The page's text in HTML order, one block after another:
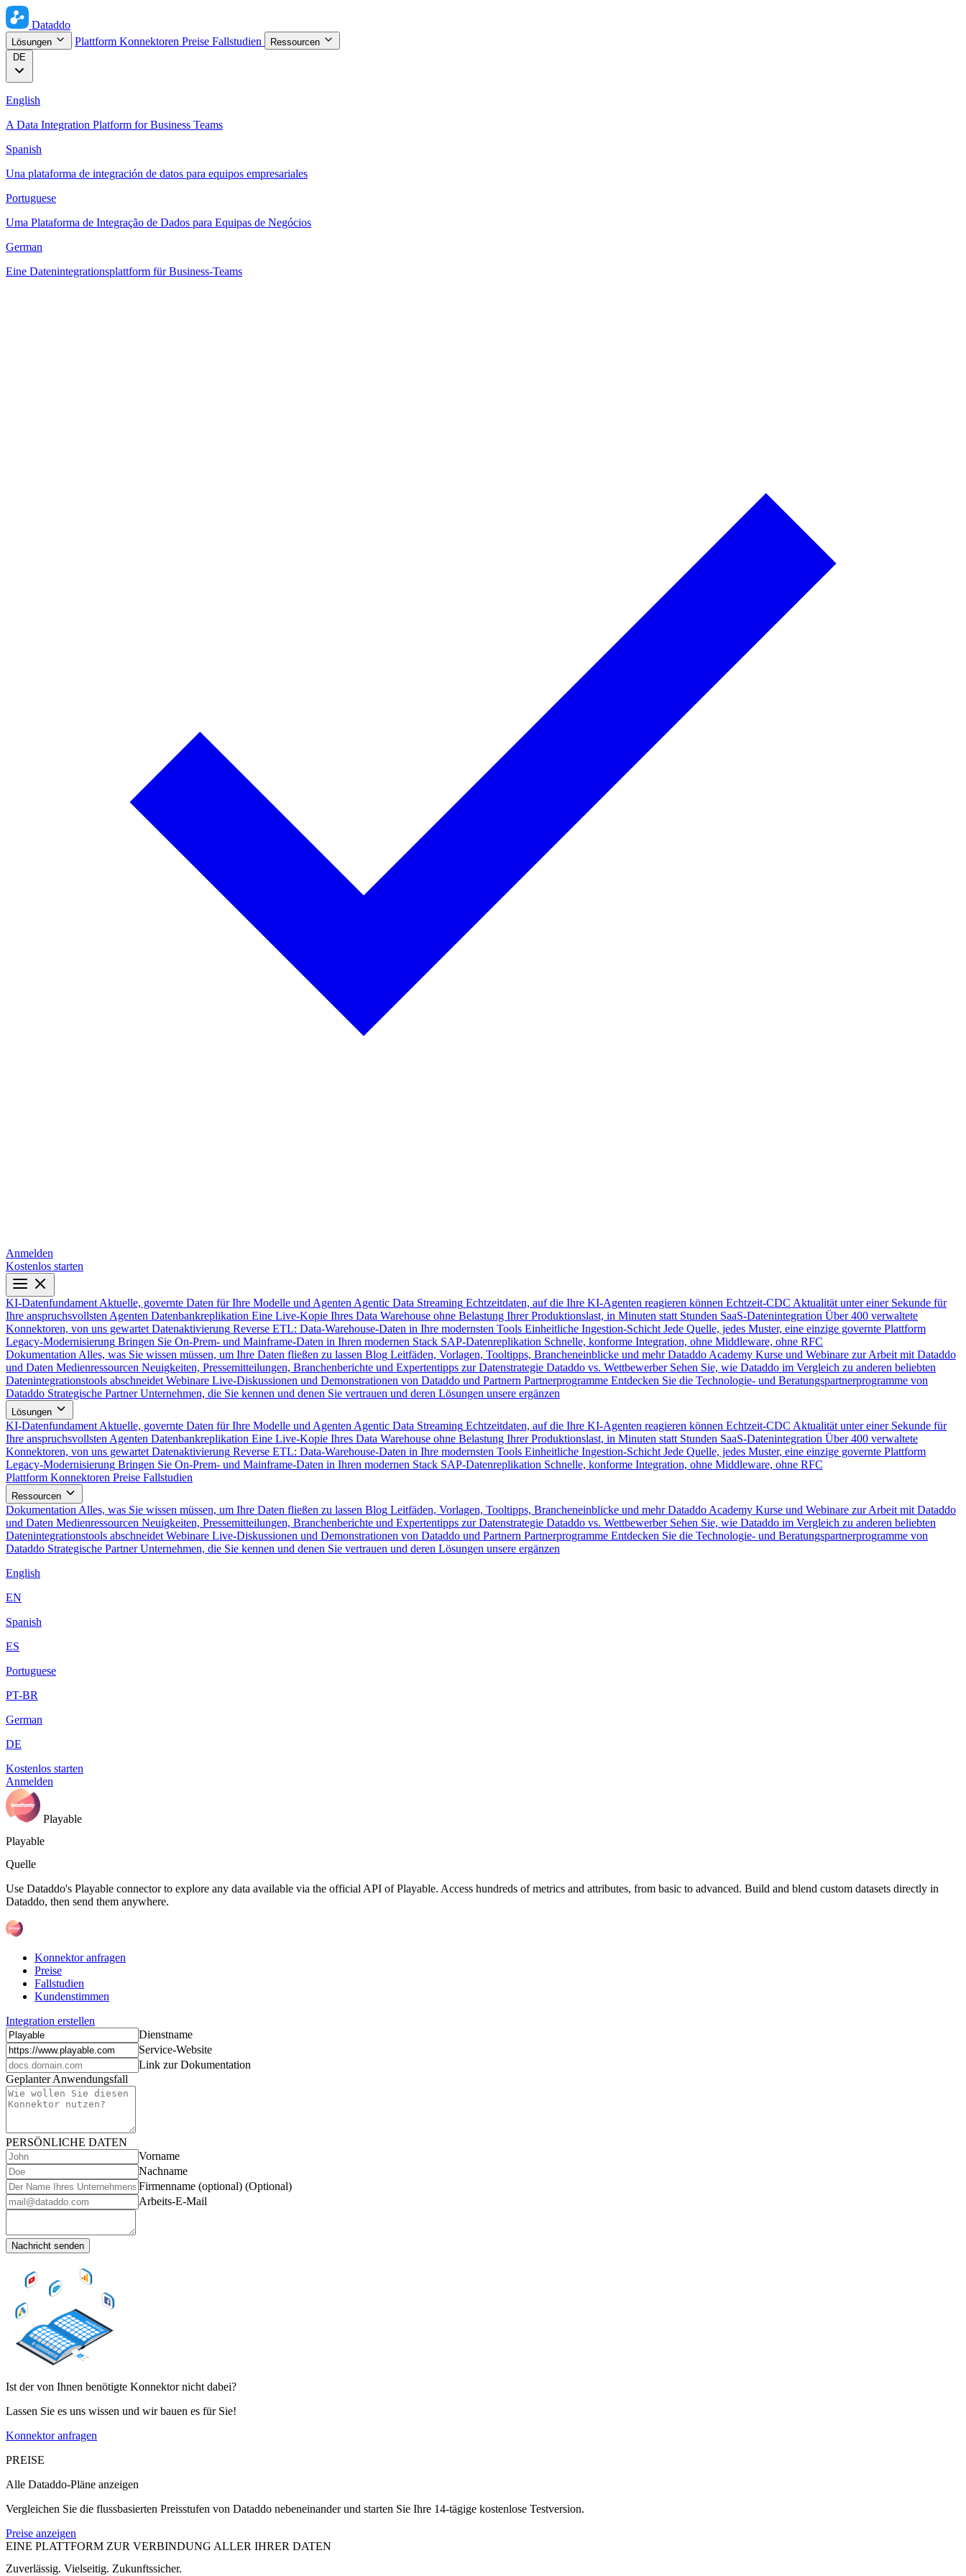
Dataddo
Lösungen Plattform Konnektoren Preise Fallstudien
Ressourcen
DE
English
A Data Integration Platform for Business Teams
Spanish
Una plataforma de integración de datos para equipos empresariales
Portuguese
Uma Plataforma de Integração de Dados para Equipas de Negócios
German
Eine Datenintegrationsplattform für Business-Teams
Anmelden
Kostenlos starten
KI-Datenfundament Aktuelle, governte Daten für Ihre Modelle und Agenten Agentic Data Streaming Echtzeitdaten, auf die Ihre KI-Agenten reagieren können Echtzeit-CDC Aktualität unter einer Sekunde für
Ihre anspruchsvollsten Agenten Datenbankreplikation Eine Live-Kopie Ihres Data Warehouse ohne Belastung Ihrer Produktionslast, in Minuten statt Stunden SaaS-Datenintegration Über 400 verwaltete
Konnektoren, von uns gewartet Datenaktivierung Reverse ETL: Data-Warehouse-Daten in Ihre modernsten Tools Einheitliche Ingestion-Schicht Jede Quelle, jedes Muster, eine einzige governte Plattform
Legacy-Modernisierung Bringen Sie On-Prem- und Mainframe-Daten in Ihren modernen Stack SAP-Datenreplikation Schnelle, konforme Integration, ohne Middleware, ohne RFC
Dokumentation Alles, was Sie wissen müssen, um Ihre Daten fließen zu lassen Blog Leitfäden, Vorlagen, Tooltipps, Brancheneinblicke und mehr Dataddo Academy Kurse und Webinare zur Arbeit mit Dataddo
und Daten Medienressourcen Neuigkeiten, Pressemitteilungen, Branchenberichte und Expertentipps zur Datenstrategie Dataddo vs. Wettbewerber Sehen Sie, wie Dataddo im Vergleich zu anderen beliebten
Datenintegrationstools abschneidet Webinare Live-Diskussionen und Demonstrationen von Dataddo und Partnern Partnerprogramme Entdecken Sie die Technologie- und Beratungspartnerprogramme von
Dataddo Strategische Partner Unternehmen, die Sie kennen und denen Sie vertrauen und deren Lösungen unsere ergänzen
Lösungen
KI-Datenfundament Aktuelle, governte Daten für Ihre Modelle und Agenten Agentic Data Streaming Echtzeitdaten, auf die Ihre KI-Agenten reagieren können Echtzeit-CDC Aktualität unter einer Sekunde für
Ihre anspruchsvollsten Agenten Datenbankreplikation Eine Live-Kopie Ihres Data Warehouse ohne Belastung Ihrer Produktionslast, in Minuten statt Stunden SaaS-Datenintegration Über 400 verwaltete
Konnektoren, von uns gewartet Datenaktivierung Reverse ETL: Data-Warehouse-Daten in Ihre modernsten Tools Einheitliche Ingestion-Schicht Jede Quelle, jedes Muster, eine einzige governte Plattform
Legacy-Modernisierung Bringen Sie On-Prem- und Mainframe-Daten in Ihren modernen Stack SAP-Datenreplikation Schnelle, konforme Integration, ohne Middleware, ohne RFC
Plattform Konnektoren Preise Fallstudien
Ressourcen
Dokumentation Alles, was Sie wissen müssen, um Ihre Daten fließen zu lassen Blog Leitfäden, Vorlagen, Tooltipps, Brancheneinblicke und mehr Dataddo Academy Kurse und Webinare zur Arbeit mit Dataddo
und Daten Medienressourcen Neuigkeiten, Pressemitteilungen, Branchenberichte und Expertentipps zur Datenstrategie Dataddo vs. Wettbewerber Sehen Sie, wie Dataddo im Vergleich zu anderen beliebten
Datenintegrationstools abschneidet Webinare Live-Diskussionen und Demonstrationen von Dataddo und Partnern Partnerprogramme Entdecken Sie die Technologie- und Beratungspartnerprogramme von
Dataddo Strategische Partner Unternehmen, die Sie kennen und denen Sie vertrauen und deren Lösungen unsere ergänzen
English
EN
Spanish
ES
Portuguese
PT-BR
German
DE
Kostenlos starten
Anmelden
Playable
Playable
Quelle
Use Dataddo's Playable connector to explore any data available via the official API of Playable. Access hundreds of metrics and attributes, from basic to advanced. Build and blend custom datasets directly in
Dataddo, then send them anywhere.
Konnektor anfragen
Preise
Fallstudien
Kundenstimmen
Integration erstellen
Dienstname
Service-Website
Link zur Dokumentation
Geplanter Anwendungsfall
PERSÖNLICHE DATEN
Vorname
Nachname
Firmenname (optional) (Optional)
Arbeits-E-Mail
Nachricht senden
Ist der von Ihnen benötigte Konnektor nicht dabei?
Lassen Sie es uns wissen und wir bauen es für Sie!
Konnektor anfragen
PREISE
Alle Dataddo-Pläne anzeigen
Vergleichen Sie die flussbasierten Preisstufen von Dataddo nebeneinander und starten Sie Ihre 14-tägige kostenlose Testversion.
Preise anzeigen
EINE PLATTFORM ZUR VERBINDUNG ALLER IHRER DATEN
Zuverlässig. Vielseitig. Zukunftssicher.